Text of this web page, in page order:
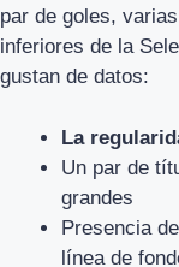
par de goles,
inferiores de la
gustan de datos:
La
Un par de
grandes
Presencia
línea de